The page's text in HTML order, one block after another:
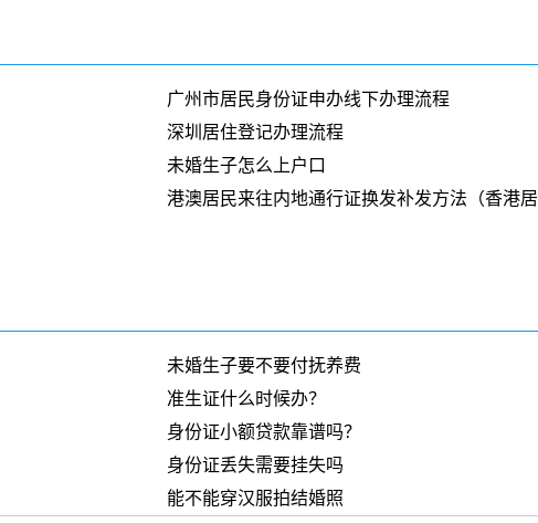
广州市居民身份证申办线下办理流程
深圳居住登记办理流程
未婚生子怎么上户口
港澳居民来往内地通行证换发补发方法（香港居
未婚生子要不要付抚养费
准生证什么时候办？
身份证小额贷款靠谱吗？
身份证丢失需要挂失吗
能不能穿汉服拍结婚照